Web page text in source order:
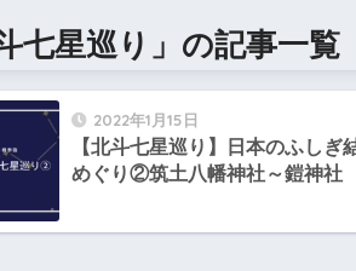
七星巡り」の記事一覧
2022年1月15日
【北斗七星巡り】日本のふしぎ
めぐり②筑土八幡神社～鎧神社